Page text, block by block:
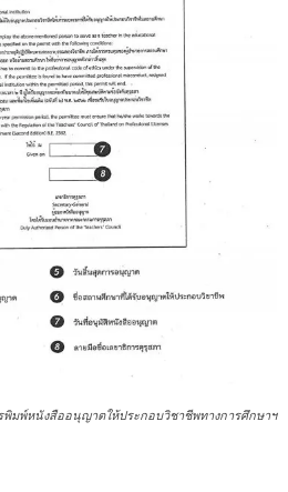
พิมพ์หนังสืออนุญาตให้ประกอบวิชาชีพทางการศึกษาฯ